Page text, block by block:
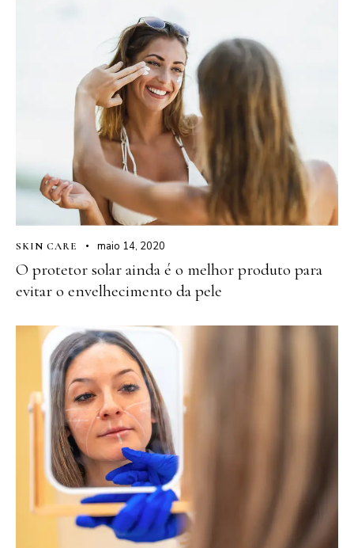
SKIN CARE maio 14, 2020
O protetor solar ainda é o melhor produto para
evitar o envelhecimento da pele